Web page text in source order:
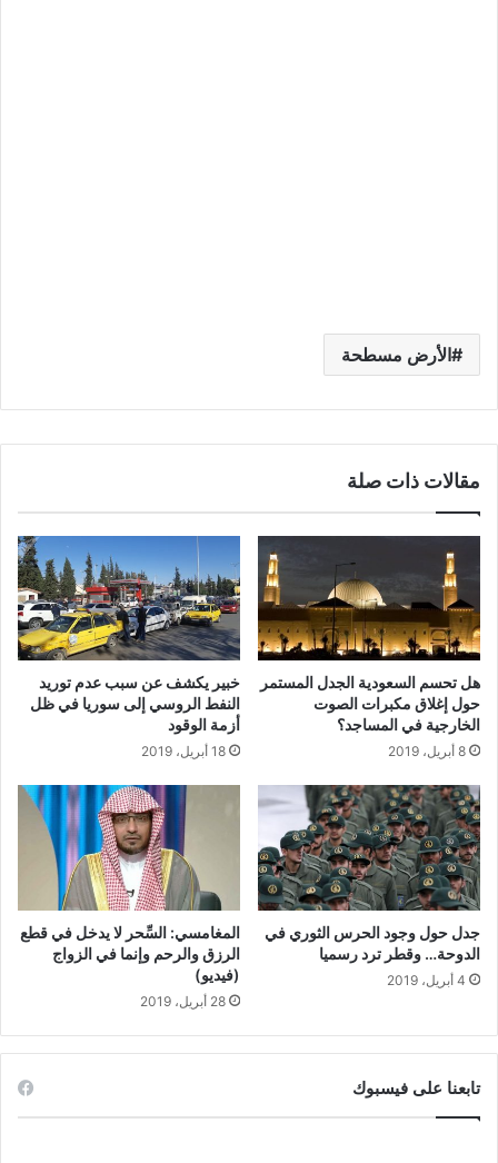
الأرض مسطحة
مقالات ذات صلة
هل تحسم السعودية الجدل المستمر
حول إغلاق مكبرات الصوت
الخارجية في المساجد؟
8 أبريل، 2019
خبير يكشف عن سبب عدم توريد
النفط الروسي إلى سوريا في ظل
أزمة الوقود
18 أبريل، 2019
جدل حول وجود الحرس الثوري في
الدوحة… وقطر ترد رسميا
4 أبريل، 2019
المغامسي: السِّحر لا يدخل في قطع
الرزق والرحم وإنما في الزواج
(فيديو)
28 أبريل، 2019
تابعنا على فيسبوك